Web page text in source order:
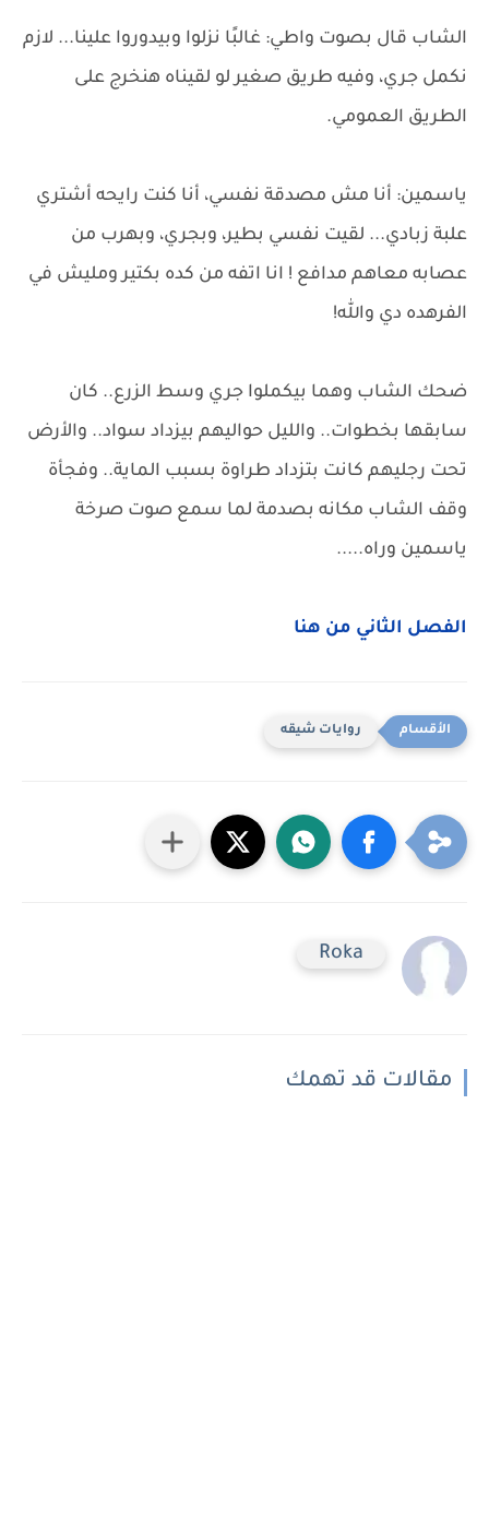
الشاب قال بصوت واطي: غالبًا نزلوا وبيدوروا علينا... لازم
نكمل جري، وفيه طريق صغير لو لقيناه هنخرج على
الطريق العمومي.
ياسمين: أنا مش مصدقة نفسي، أنا كنت رايحه أشتري
علبة زبادي... لقيت نفسي بطير، وبجري، وبهرب من
عصابه معاهم مدافع ! انا اتفه من كده بكتير ومليش في
الفرهده دي والله!
ضحك الشاب وهما بيكملوا جري وسط الزرع.. كان
سابقها بخطوات.. والليل حواليهم بيزداد سواد.. والأرض
تحت رجليهم كانت بتزداد طراوة بسبب الماية.. وفجأة
وقف الشاب مكانه بصدمة لما سمع صوت صرخة
ياسمين وراه.....
الفصل الثاني من هنا
روايات شيقه
Roka
مقالات قد تهمك